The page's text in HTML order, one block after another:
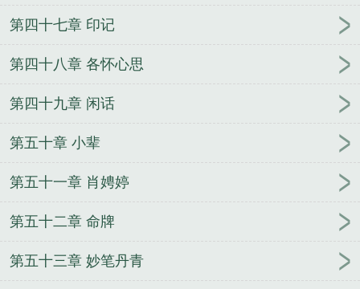
第四十七章 印记
第四十八章 各怀心思
第四十九章 闲话
第五十章 小辈
第五十一章 肖娉婷
第五十二章 命牌
第五十三章 妙笔丹青